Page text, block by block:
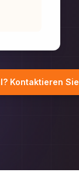
Kontaktieren